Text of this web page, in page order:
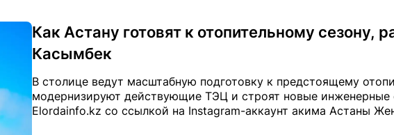
Как Астану готовят к отопительному сезону,
Касымбек
В столице ведут масштабную подготовку к предстоящему
модернизируют действующие ТЭЦ и строят новые инженерные
Elordainfo.kz со ссылкой на Instagram-аккаунт акима Астаны